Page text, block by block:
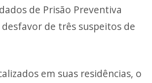
de Prisão Preventiva
de três suspeitos de
em suas residências, o